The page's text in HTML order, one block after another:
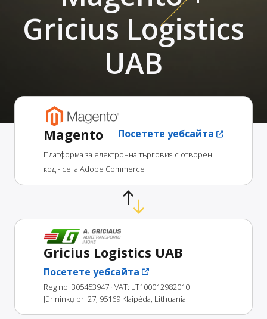
Gricius Logistics
UAB
Magento Посетете уебсайта
Платформа за електронна търговия с отворен
код - сега Adobe Commerce
Gricius Logistics UAB
Посетете уебсайта
Reg no: 305453947 · VAT: LT100012982010
Jūrininkų pr. 27, 95169 Klaipėda, Lithuania